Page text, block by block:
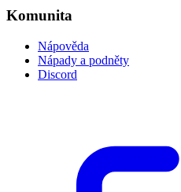
Komunita
Nápověda
Nápady a podněty
Discord